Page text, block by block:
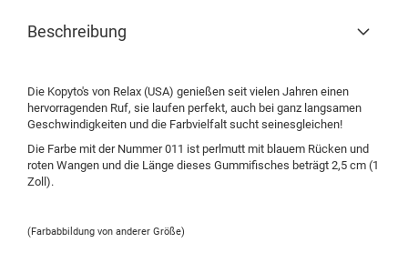
Beschreibung
Die Kopyto's von Relax (USA) genießen seit vielen Jahren einen
hervorragenden Ruf, sie laufen perfekt, auch bei ganz langsamen
Geschwindigkeiten und die Farbvielfalt sucht seinesgleichen!
Die Farbe mit der Nummer 011 ist perlmutt mit blauem Rücken und
roten Wangen und die Länge dieses Gummifisches beträgt 2,5 cm (1
Zoll).
(Farbabbildung von anderer Größe)